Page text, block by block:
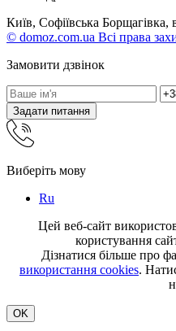
Київ, Софіївська Борщагівка,
© domoz.com.ua Всі права
Замовити дзвінок
Задати питання
Виберіть мову
Ru
Цей веб-сайт
користування
Дізнатися більше про
використання cookies.
OK